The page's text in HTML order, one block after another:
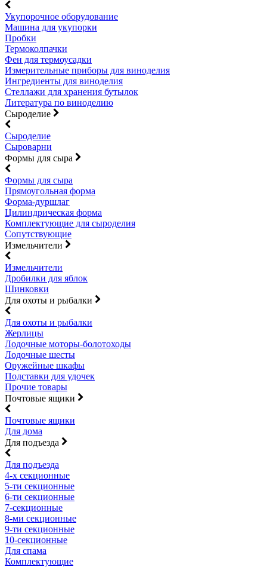
Укупорочное оборудование
Машина для укупорки
Пробки
Термоколпачки
Фен для термоусадки
Измерительные приборы для виноделия
Ингредиенты для виноделия
Стеллажи для хранения бутылок
Литература по виноделию
Сыроделие
Сыроделие
Сыроварни
Формы для сыра
Формы для сыра
Прямоугольная форма
Форма-дуршлаг
Цилиндрическая форма
Комплектующие для сыроделия
Сопутствующие
Измельчители
Измельчители
Дробилки для яблок
Шинковки
Для охоты и рыбалки
Для охоты и рыбалки
Жерлицы
Лодочные моторы-болотоходы
Лодочные шесты
Оружейные шкафы
Подставки для удочек
Прочие товары
Почтовые ящики
Почтовые ящики
Для дома
Для подъезда
Для подъезда
4-х секционные
5-ти секционные
6-ти секционные
7-секционные
8-ми секционные
9-ти секционные
10-секционные
Для спама
Комплектующие